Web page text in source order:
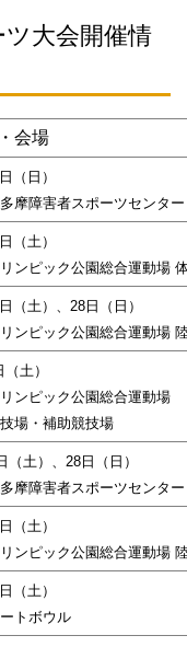
大会開催情
会場
（日）
摩障害者スポーツセンタ
（土）
ンピック公園総合運動場
（土）、28日（日）
ンピック公園総合運動場
（土）
ンピック公園総合運動場
場・補助競技場
（土）、28日（日）
摩障害者スポーツセンタ
（土）
ンピック公園総合運動場
（土）
トボウル